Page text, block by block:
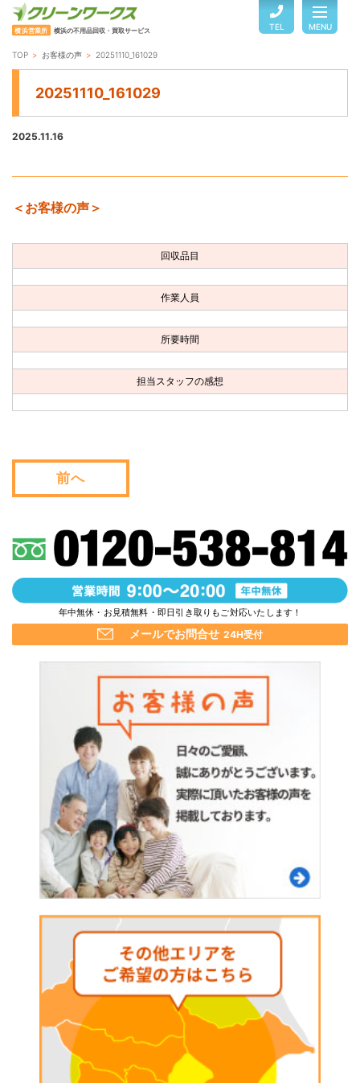
横浜営業所 横浜の不用品回収・買取サービス TEL MENU
TOP
ご利用の流れ
お客様の声
お問い合わせ
会社概要
WEB割引券プレゼント！
TOP お客様の声 20251110_161029
20251110_161029
2025.11.16
＜お客様の声＞
回収品目
作業人員
所要時間
担当スタッフの感想
前へ
年中無休・お見積無料・即日引き取りもご対応いたします！
メールでお問合せ 24H受付